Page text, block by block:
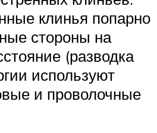
клинья попарно
стороны на
(разводка
используют
и проволочные